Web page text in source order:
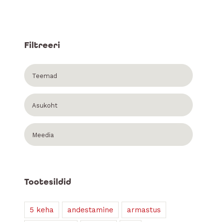
Filtreeri
Teemad
Asukoht
Meedia
Tootesildid
5 keha andestamine armastus